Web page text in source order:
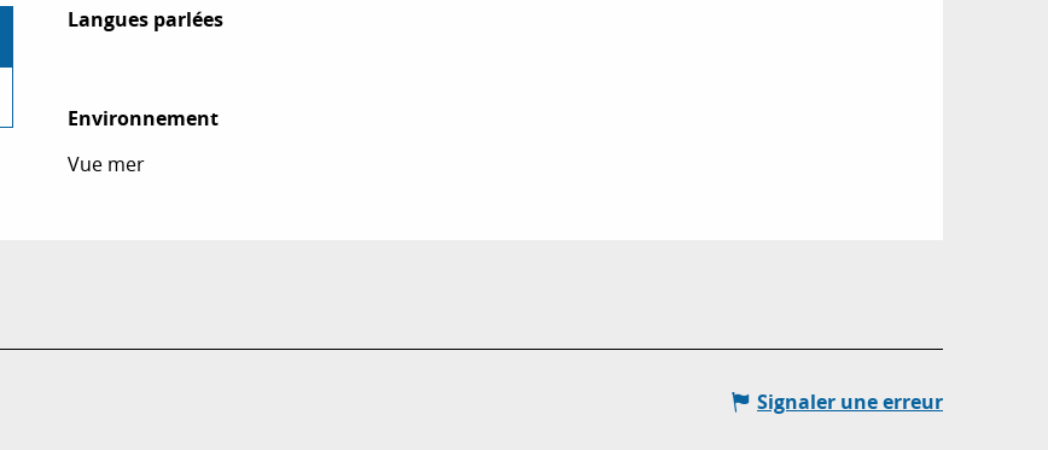
Langues parlées
Langues parlées
Environnement
Environnement
Vue mer
Signaler une erreur